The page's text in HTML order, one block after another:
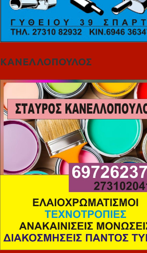
ΚΑΝΕΛΛΟΠΟΥΛΟΣ